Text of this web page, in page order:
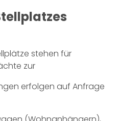
stehen für
zur
erfolgen auf Anfrage